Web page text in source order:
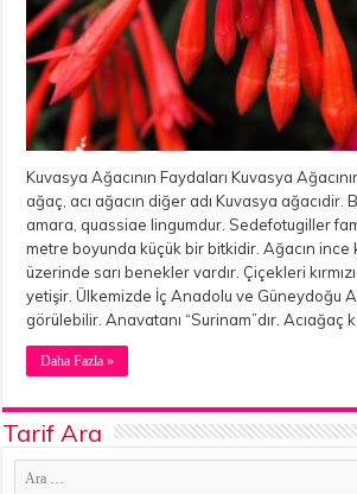
Kuvasya Ağacının Faydaları Kuvasya
ağaç, acı ağacın diğer adı Kuvasya ağacıdir.
amara, quassiae lingumdur. Sedefotugiller
metre boyunda küçük bir bitkidir. Ağacın ince
üzerinde sarı benekler vardır. Çiçekleri
yetişir. Ülkemizde İç Anadolu ve Güneydoğu
görülebilir. Anavatanı “Surinam”dır. Acıağaç
Daha Fazla »
Tarif Ara